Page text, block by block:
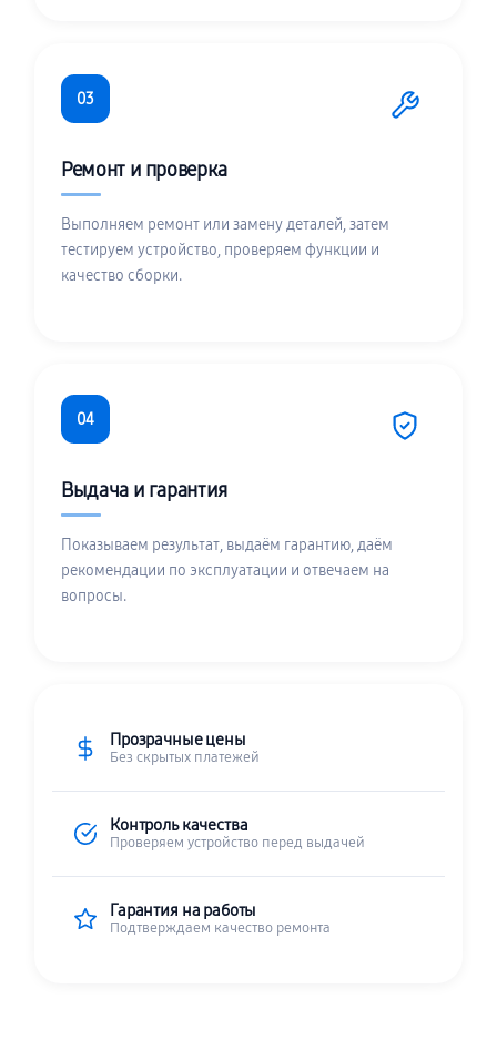
03
Ремонт и проверка
Выполняем ремонт или замену деталей, затем
тестируем устройство, проверяем функции и
качество сборки.
04
Выдача и гарантия
Показываем результат, выдаём гарантию, даём
рекомендации по эксплуатации и отвечаем на
вопросы.
Прозрачные цены
Без скрытых платежей
Контроль качества
Проверяем устройство перед выдачей
Гарантия на работы
Подтверждаем качество ремонта